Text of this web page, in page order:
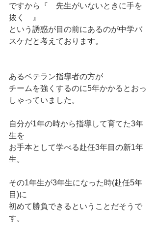
ですから『　先生がいないときに手を
抜く　』
という誘惑が目の前にあるのが中学バ
スケだと考えております。
あるベテラン指導者の方が
チームを強くするのに5年かかるとおっ
しゃっていました。
自分が1年の時から指導して育てた3年
生を
お手本として学べる赴任3年目の新1年
生。
その1年生が3年生になった時(赴任5年
目)に
初めて勝負できるということだそうで
す。